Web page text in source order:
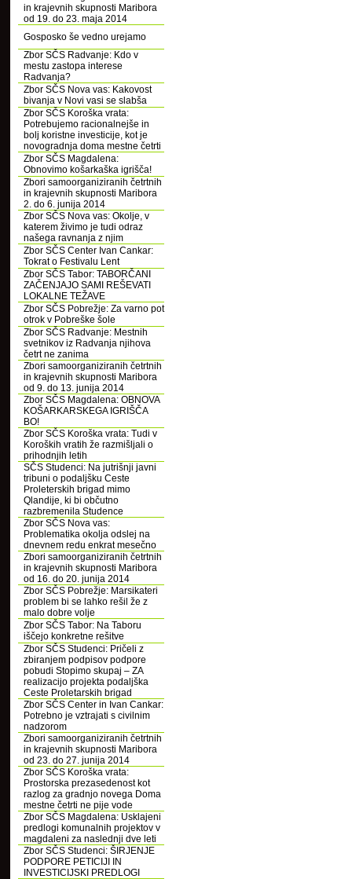
in krajevnih skupnosti Maribora
od 19. do 23. maja 2014
Gosposko še vedno urejamo
Zbor SČS Radvanje: Kdo v
mestu zastopa interese
Radvanja?
Zbor SČS Nova vas: Kakovost
bivanja v Novi vasi se slabša
Zbor SČS Koroška vrata:
Potrebujemo racionalnejše in
bolj koristne investicije, kot je
novogradnja doma mestne četrti
Zbor SČS Magdalena:
Obnovimo košarkaška igrišča!
Zbori samoorganiziranih četrtnih
in krajevnih skupnosti Maribora
2. do 6. junija 2014
Zbor SČS Nova vas: Okolje, v
katerem živimo je tudi odraz
našega ravnanja z njim
Zbor SČS Center Ivan Cankar:
Tokrat o Festivalu Lent
Zbor SČS Tabor: TABORČANI
ZAČENJAJO SAMI REŠEVATI
LOKALNE TEŽAVE
Zbor SČS Pobrežje: Za varno pot
otrok v Pobreške šole
Zbor SČS Radvanje: Mestnih
svetnikov iz Radvanja njihova
četrt ne zanima
Zbori samoorganiziranih četrtnih
in krajevnih skupnosti Maribora
od 9. do 13. junija 2014
Zbor SČS Magdalena: OBNOVA
KOŠARKARSKEGA IGRIŠČA
BO!
Zbor SČS Koroška vrata: Tudi v
Koroških vratih že razmišljali o
prihodnjih letih
SČS Studenci: Na jutrišnji javni
tribuni o podaljšku Ceste
Proleterskih brigad mimo
Qlandije, ki bi občutno
razbremenila Studence
Zbor SČS Nova vas:
Problematika okolja odslej na
dnevnem redu enkrat mesečno
Zbori samoorganiziranih četrtnih
in krajevnih skupnosti Maribora
od 16. do 20. junija 2014
Zbor SČS Pobrežje: Marsikateri
problem bi se lahko rešil že z
malo dobre volje
Zbor SČS Tabor: Na Taboru
iščejo konkretne rešitve
Zbor SČS Studenci: Pričeli z
zbiranjem podpisov podpore
pobudi Stopimo skupaj – ZA
realizacijo projekta podaljška
Ceste Proletarskih brigad
Zbor SČS Center in Ivan Cankar:
Potrebno je vztrajati s civilnim
nadzorom
Zbori samoorganiziranih četrtnih
in krajevnih skupnosti Maribora
od 23. do 27. junija 2014
Zbor SČS Koroška vrata:
Prostorska prezasedenost kot
razlog za gradnjo novega Doma
mestne četrti ne pije vode
Zbor SČS Magdalena: Usklajeni
predlogi komunalnih projektov v
magdaleni za naslednji dve leti
Zbor SČS Studenci: ŠIRJENJE
PODPORE PETICIJI IN
INVESTICIJSKI PREDLOGI